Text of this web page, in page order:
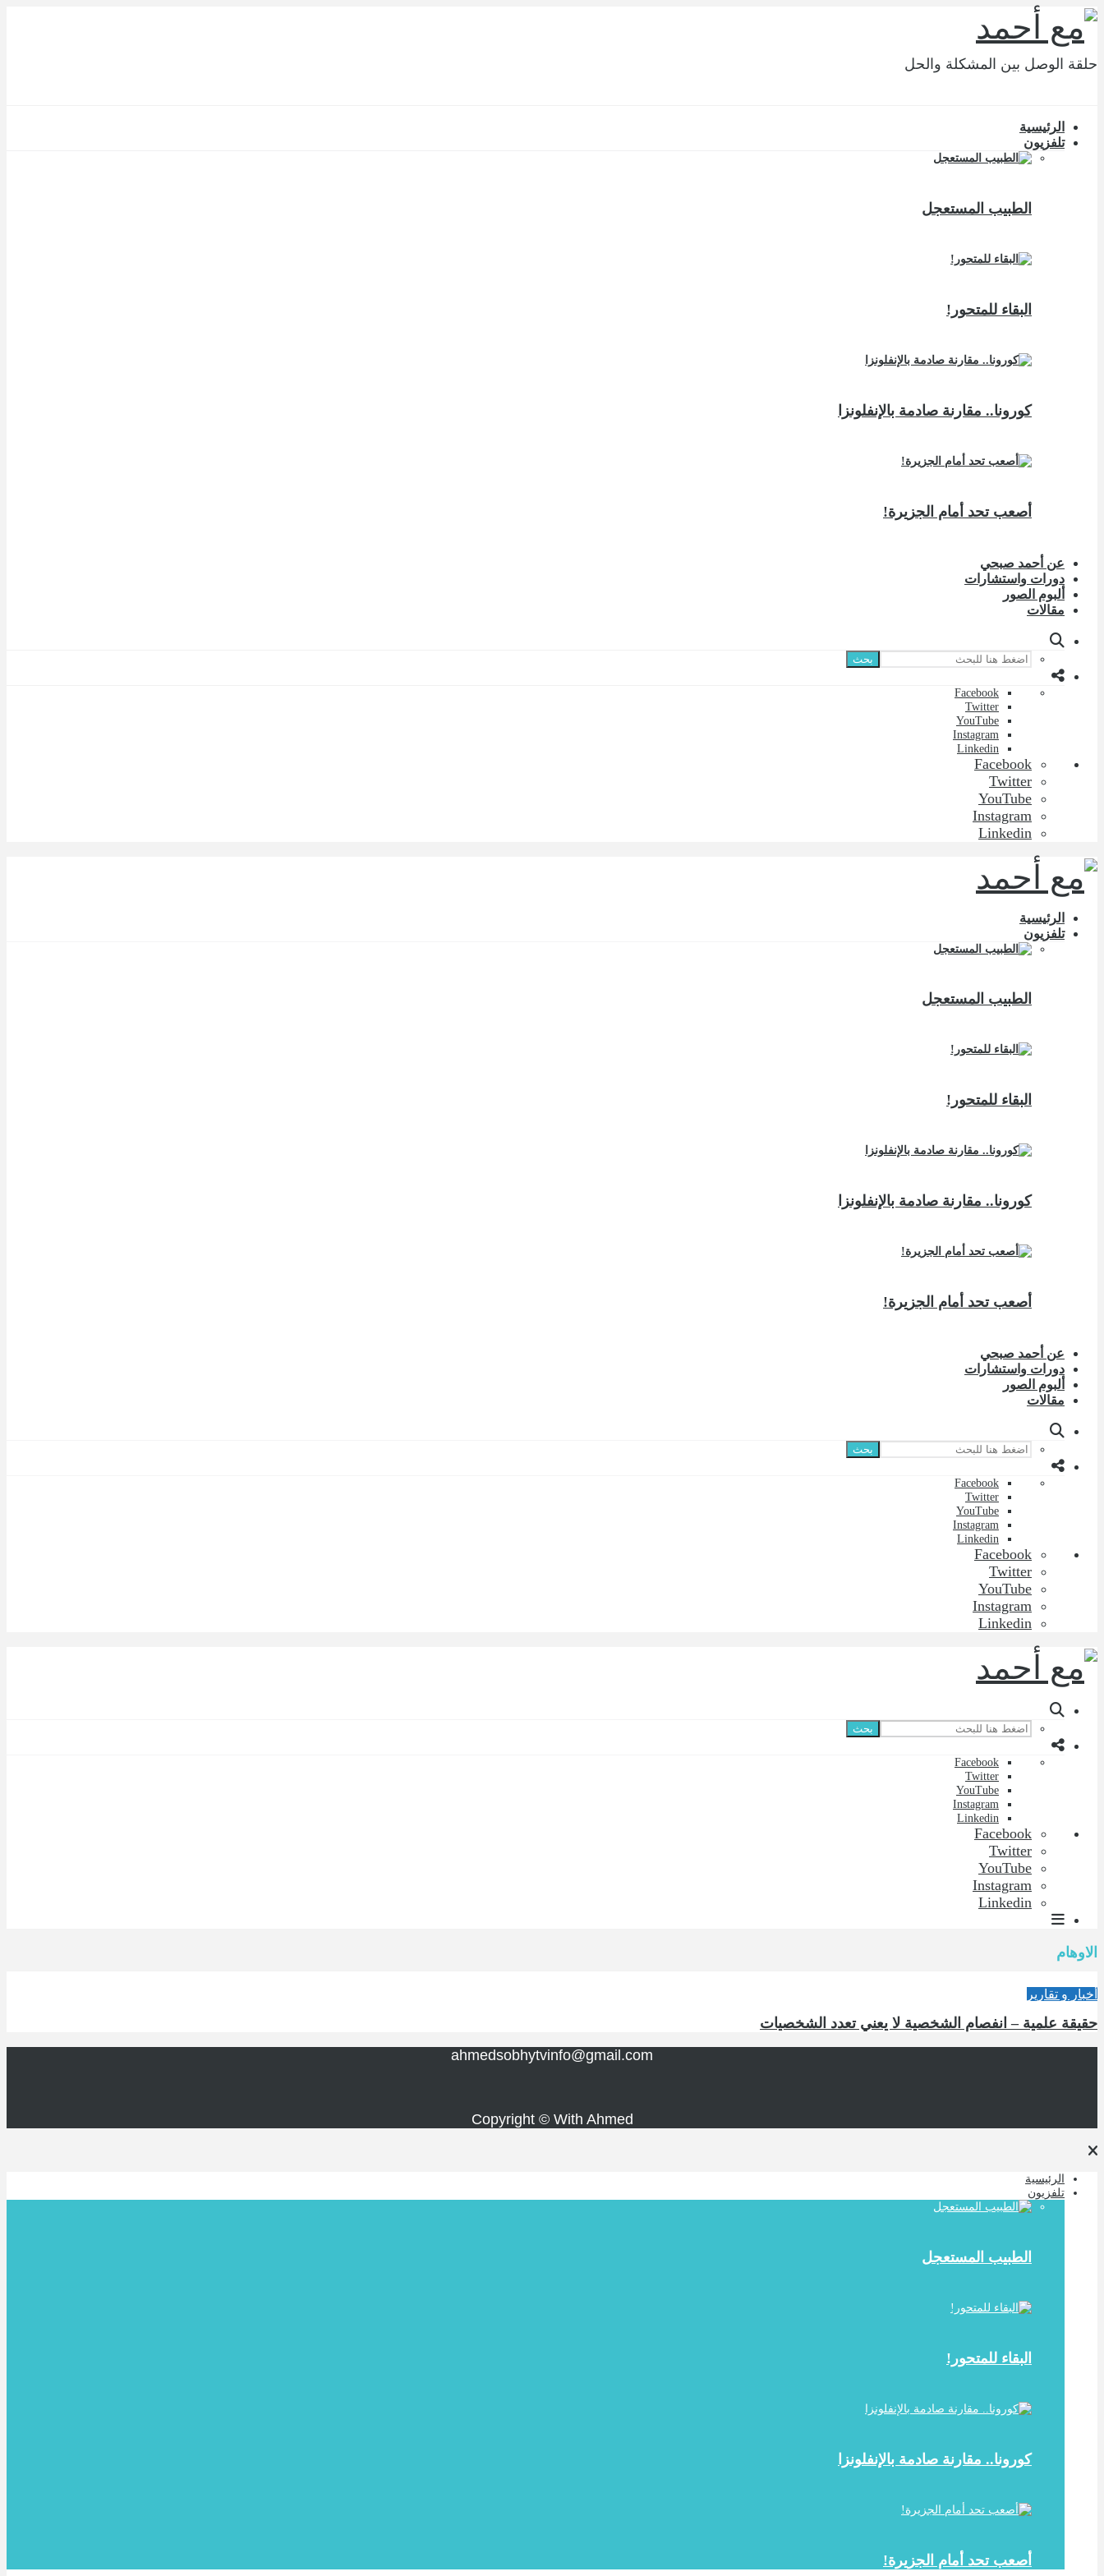
حلقة الوصل بين المشكلة والحل
الرئيسية
تلفزيون
الطبيب المستعجل
البقاء للمتحور!
كورونا.. مقارنة صادمة بالإنفلونزا
أصعب تحد أمام الجزيرة!
عن أحمد صبحي
دورات واستشارات
ألبوم الصور
مقالات
بحث
Facebook
Twitter
YouTube
Instagram
Linkedin
Facebook
Twitter
YouTube
Instagram
Linkedin
الرئيسية
تلفزيون
الطبيب المستعجل
البقاء للمتحور!
كورونا.. مقارنة صادمة بالإنفلونزا
أصعب تحد أمام الجزيرة!
عن أحمد صبحي
دورات واستشارات
ألبوم الصور
مقالات
بحث
Facebook
Twitter
YouTube
Instagram
Linkedin
Facebook
Twitter
YouTube
Instagram
Linkedin
بحث
Facebook
Twitter
YouTube
Instagram
Linkedin
Facebook
Twitter
YouTube
Instagram
Linkedin
الاوهام
أخبار و تقارير
حقيقة علمية – انفصام الشخصية لا يعني تعدد الشخصيات
ahmedsobhytvinfo@gmail.com
Copyright © With Ahmed
الرئيسية
تلفزيون
الطبيب المستعجل
البقاء للمتحور!
كورونا.. مقارنة صادمة بالإنفلونزا
أصعب تحد أمام الجزيرة!